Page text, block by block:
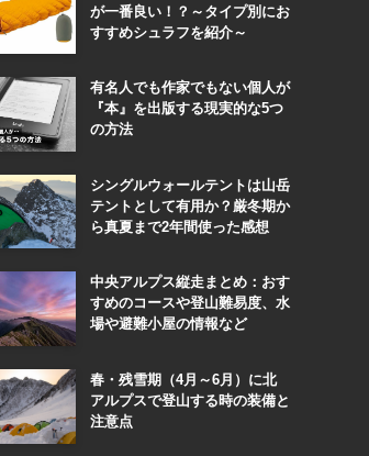
が一番良い！？～タイプ別にお
すすめシュラフを紹介～
有名人でも作家でもない個人が
『本』を出版する現実的な5つ
の方法
シングルウォールテントは山岳
テントとして有用か？厳冬期か
ら真夏まで2年間使った感想
中央アルプス縦走まとめ：おす
すめのコースや登山難易度、水
場や避難小屋の情報など
春・残雪期（4月～6月）に北
アルプスで登山する時の装備と
注意点